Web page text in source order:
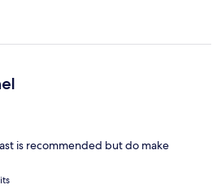
is recommended but do make